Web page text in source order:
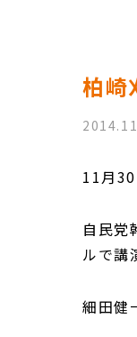
柏崎
11月
自民
ルで講
細田健